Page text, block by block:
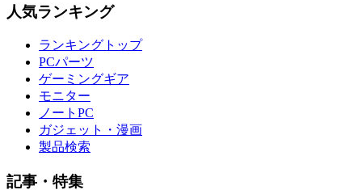
人気ランキング
ランキングトップ
PCパーツ
ゲーミングギア
モニター
ノートPC
ガジェット・漫画
製品検索
記事・特集